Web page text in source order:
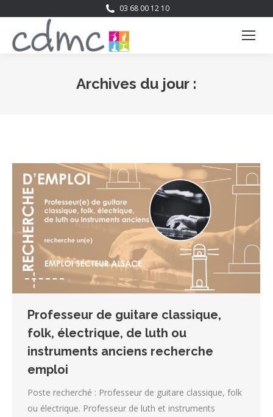
03 68 00 12 10
Archives du jour :
Professeur de guitare classique,
folk, électrique, de luth ou
instruments anciens recherche
emploi
Poste recherché : Professeur de guitare classique, folk
ou électrique. Professeur de luth et instruments